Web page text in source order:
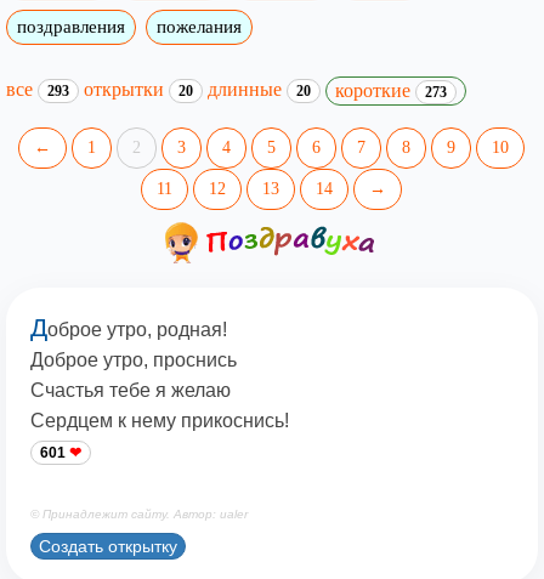
поздравления пожелания
все 293 открытки 20 длинные 20 короткие 273
← 1 2 3 4 5 6 7 8 9 10
11 12 13 14 →
Доброе утро, родная!
Доброе утро, проснись
Счастья тебе я желаю
Сердцем к нему прикоснись!
601
© Принадлежит сайту. Автор: ualer
Создать открытку